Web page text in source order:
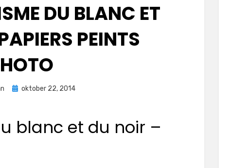
DU BLANC ET
PEINTS
Geplaatst
oktober 22, 2014
blanc et du noir –